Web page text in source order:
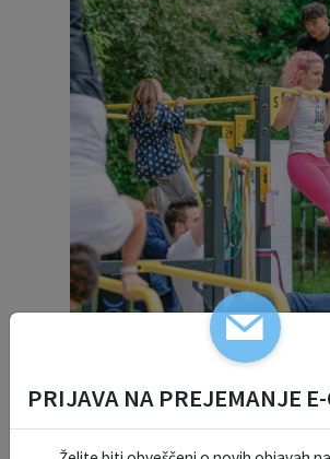
REDARSTVA
PRIJAVA NA PREJEMANJE